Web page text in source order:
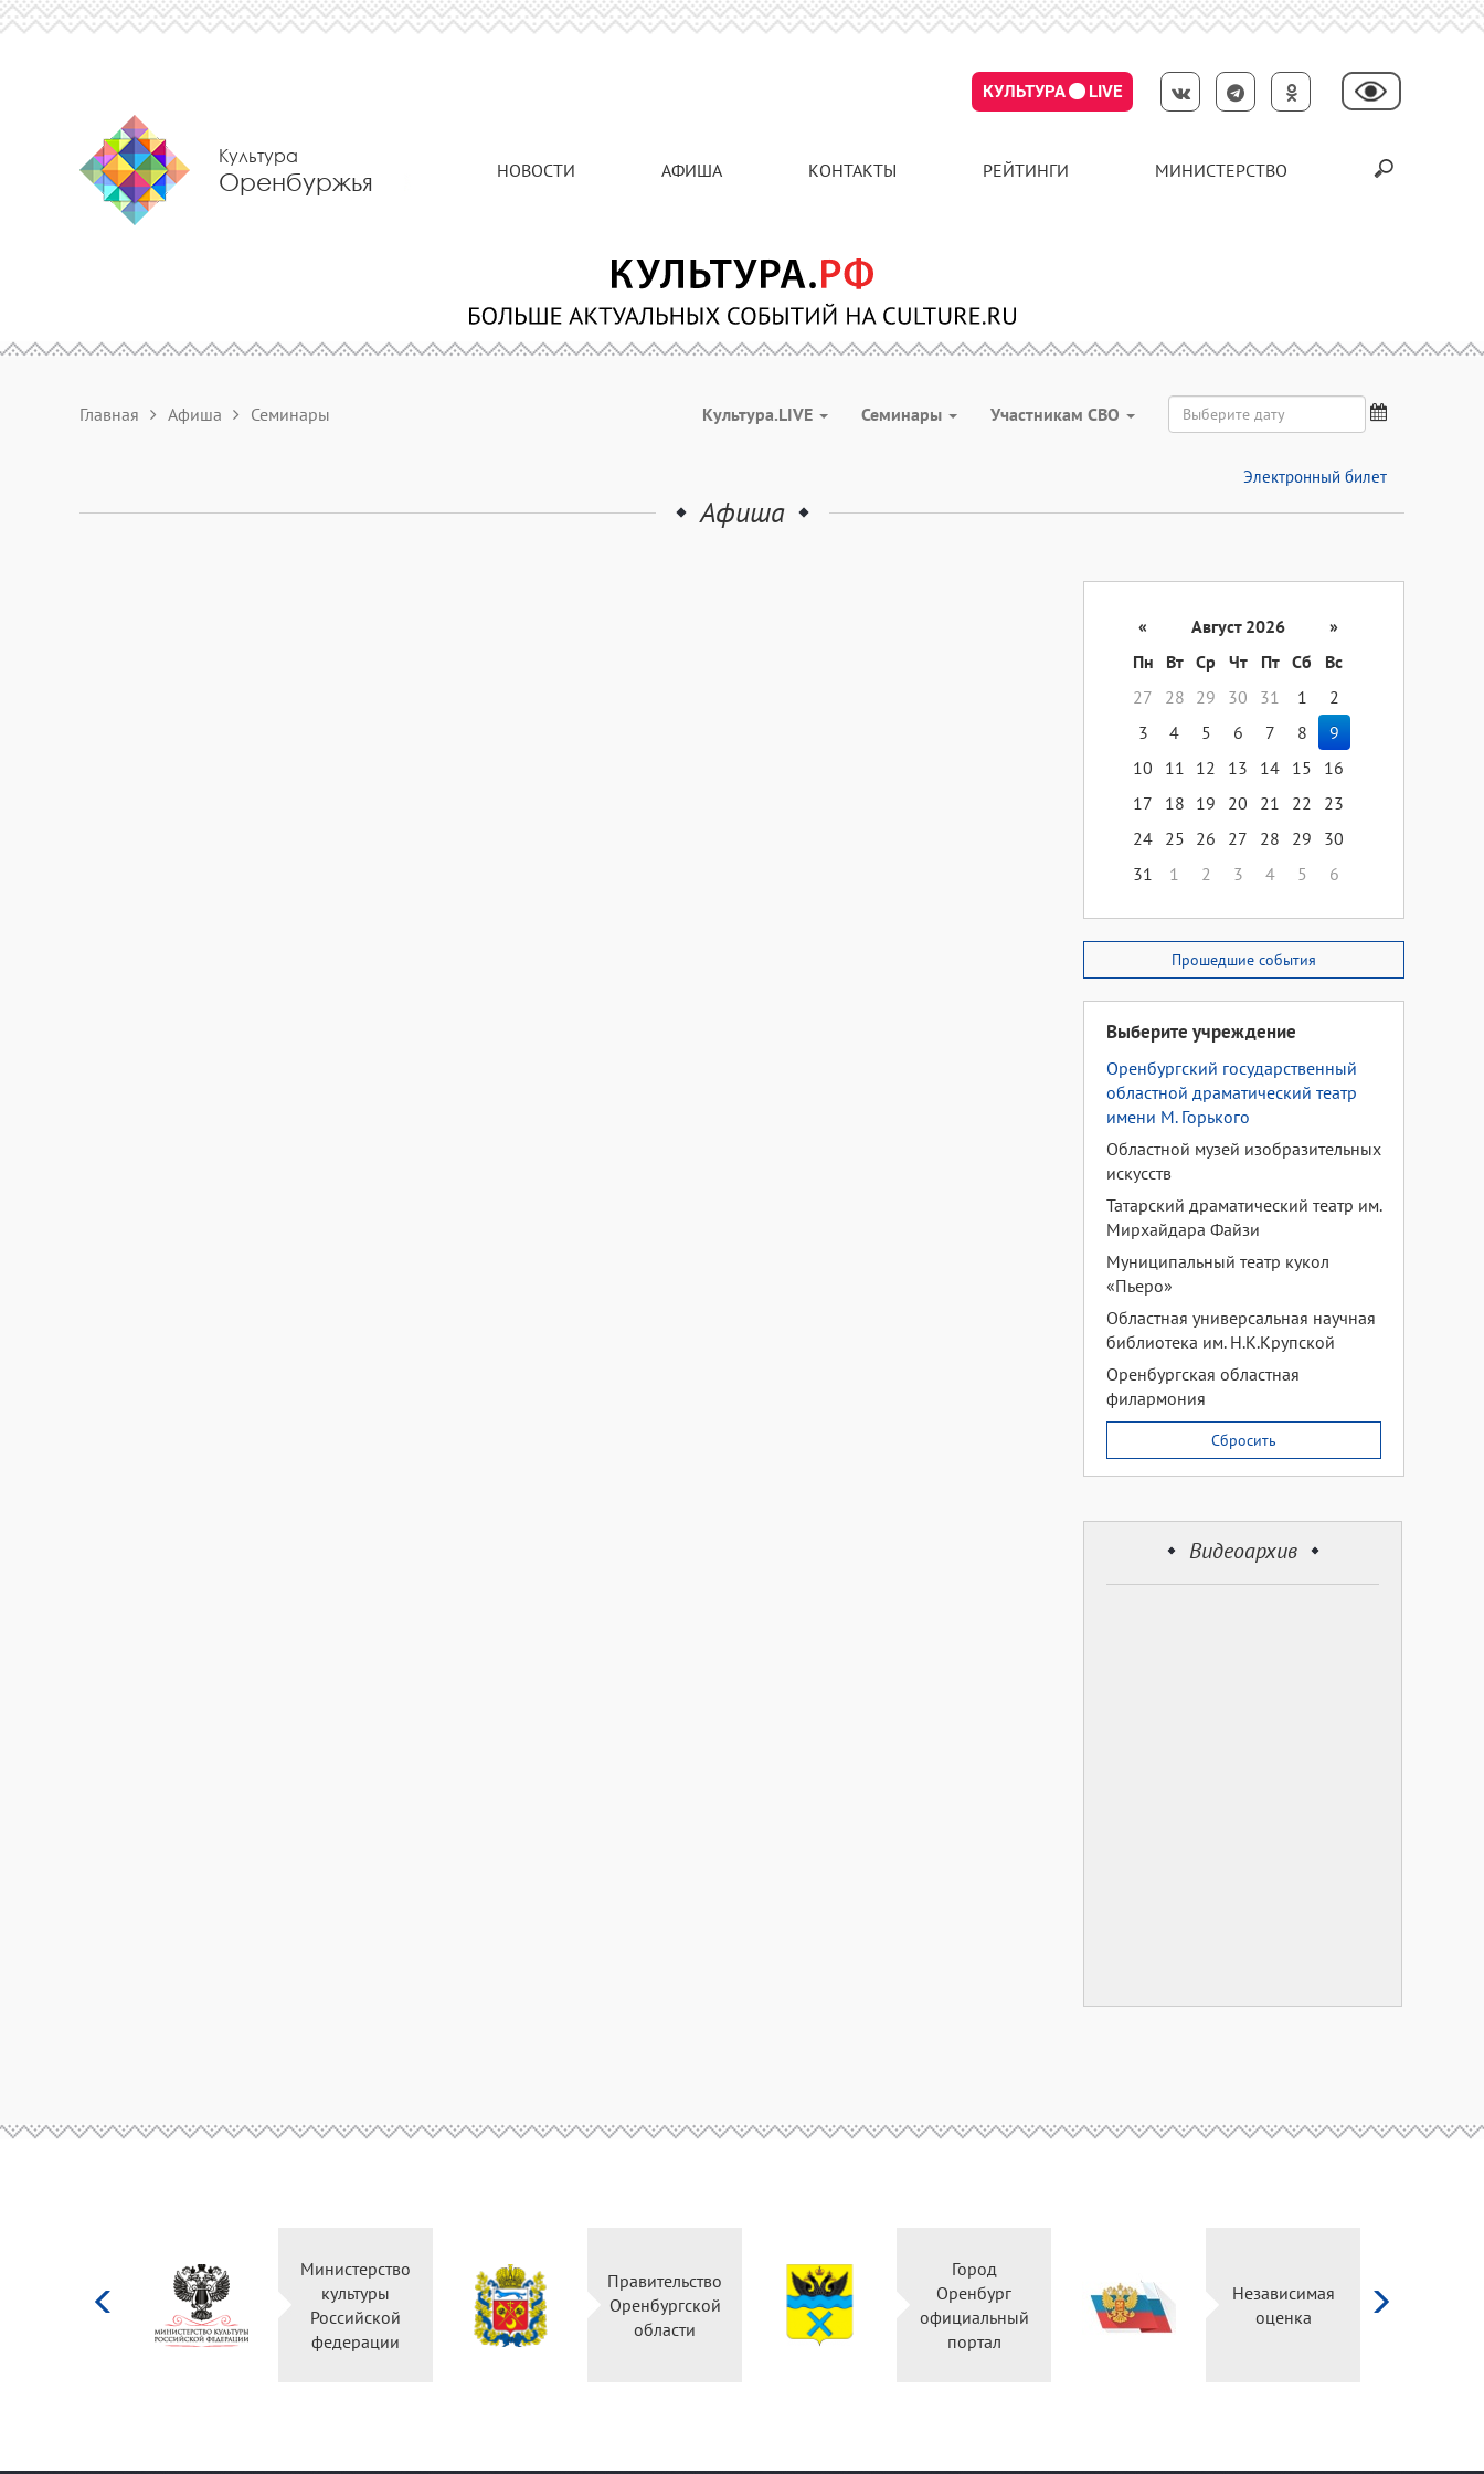
КУЛЬТУРА LIVE
Культура
Оренбуржья НОВОСТИ АФИША КОНТАКТЫ РЕЙТИНГИ МИНИСТЕРСТВО
Главная Афиша Семинары Культура.LIVE Семинары Участникам СВО
Электронный билет
Афиша
« Август 2026
»
Пн
Вт Ср Чт Пт Сб
Вс
27
28 29 30 31 1
2
3
4 5 6 7 8
9
10
11 12 13 14 15
16
17
18 19 20 21 22
23
24 25 26 27 28 29
30
31
1 2 3 4 5 6
Прошедшие события
Выберите учреждение
Оренбургский государственный
областной драматический театр
имени М. Горького
Областной музей изобразительных
искусств
Татарский драматический театр им.
Мирхайдара Файзи
Муниципальный театр кукол
«Пьеро»
Областная универсальная научная
библиотека им. Н.К.Крупской
Оренбургская областная
филармония
Сбросить
Видеоархив
Министерство
культуры
Российской
федерации
Правительство
Оренбургской
области
Город
Оренбург
официальный
портал
Независимая
оценка